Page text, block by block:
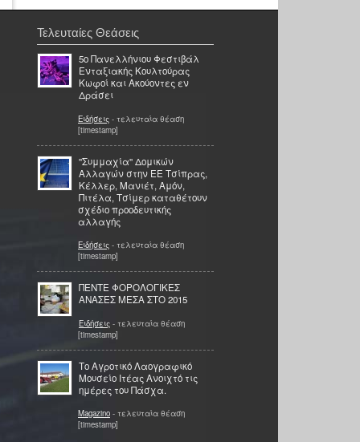
Τελευταίες Θεάσεις
5ο Πανελλήνιου Φεστιβάλ
Ενταξιακής Κουλτούρας
Κωφοί και Ακούοντες εν
Δράσει
Ειδήσεις - τελευταία θέαση
[timestamp]
''Συμμαχία'' Δομικών
Αλλαγών στην ΕΕ Τσίπρας,
Κέλλερ, Μανιέτ, Αμόν,
Πιτέλα, Τσίμερ καταθέτουν
σχέδιο προοδευτικής
αλλαγής
Ειδήσεις - τελευταία θέαση
[timestamp]
ΠΕΝΤΕ ΦΟΡΟΛΟΓΙΚΕΣ
ΑΝΑΣΕΣ ΜΕΣΑ ΣΤΟ 2015
Ειδήσεις - τελευταία θέαση
[timestamp]
Το Αγροτικό Λαογραφικό
Μουσείο Ιτέας Ανοιχτό τις
ημέρες του Πάσχα.
Magazino - τελευταία θέαση
[timestamp]